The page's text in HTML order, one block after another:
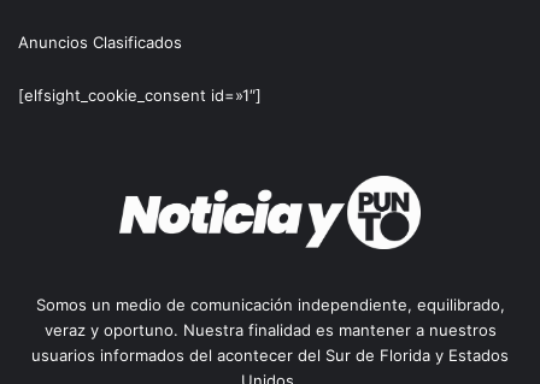
Anuncios Clasificados
[elfsight_cookie_consent id=»1″]
Somos un medio de comunicación independiente, equilibrado,
veraz y oportuno. Nuestra finalidad es mantener a nuestros
usuarios informados del acontecer del Sur de Florida y Estados
Unidos.